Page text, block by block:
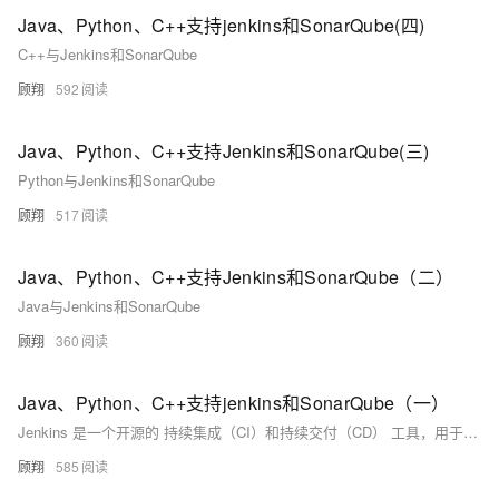
Java、Python、C++支持jenkins和SonarQube(四)
C++与Jenkins和SonarQube
顾翔 592
Java、Python、C++支持Jenkins和SonarQube(三)
Python与Jenkins和SonarQube
顾翔 517
Java、Python、C++支持Jenkins和SonarQube（二）
Java与Jenkins和SonarQube
顾翔 360
Java、Python、C++支持jenkins和SonarQube（一）
Jenkins 是一个开源的 持续集成（CI）和持续交付（CD） 工具，用于自动化构建、测试和部署软件项目。它基于 Java 开发，支持跨平台运行，并拥有丰富的插件生态系统，可以灵活地扩展功能
顾翔 585